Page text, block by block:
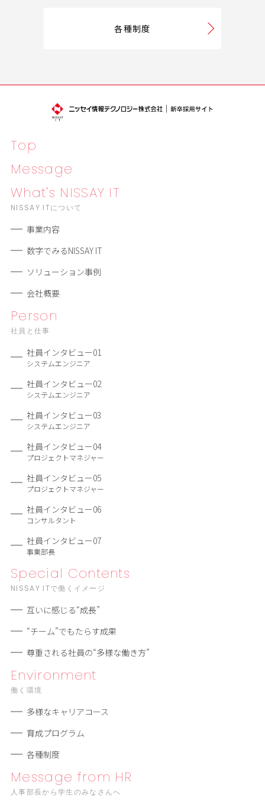
各種制度
Top
Message
What's NISSAY IT
NISSAY ITについて
事業内容
数字でみるNISSAY IT
ソリューション事例
会社概要
Person
社員と仕事
社員インタビュー01
システムエンジニア
社員インタビュー02
システムエンジニア
社員インタビュー03
システムエンジニア
社員インタビュー04
プロジェクトマネジャー
社員インタビュー05
プロジェクトマネジャー
社員インタビュー06
コンサルタント
社員インタビュー07
事業部長
Special Contents
NISSAY ITで働くイメージ
互いに感じる“成長”
“チーム”でもたらす成果
尊重される社員の“多様な働き⽅”
Environment
働く環境
多様なキャリアコース
育成プログラム
各種制度
Message from HR
人事部長から学生のみなさんへ